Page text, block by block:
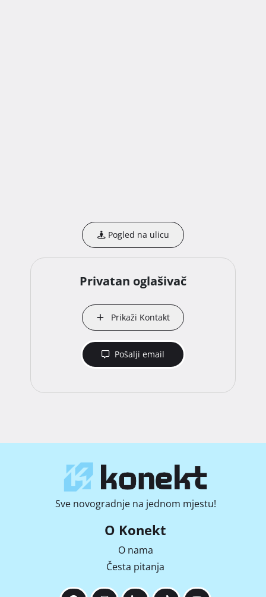
Pogled na ulicu
Privatan oglašivač
Prikaži Kontakt
Pošalji email
Sve novogradnje na jednom mjestu!
O Konekt
O nama
Česta pitanja